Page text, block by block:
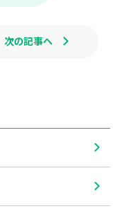
次の記事へ